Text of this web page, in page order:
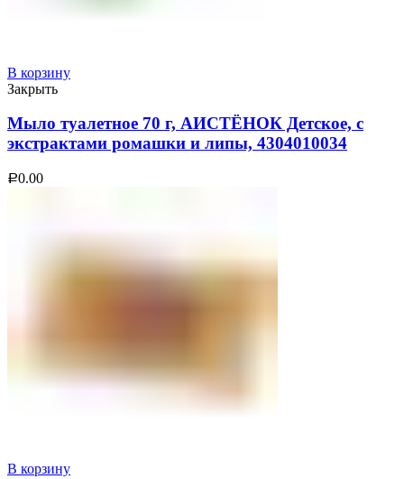
В корзину
Закрыть
Мыло туалетное 70 г, АИСТЁНОК Детское, с
экстрактами ромашки и липы, 4304010034
Р0.00
В корзину